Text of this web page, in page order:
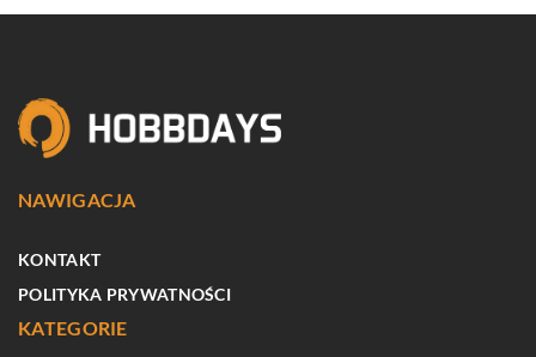
NAWIGACJA
KONTAKT
POLITYKA PRYWATNOŚCI
KATEGORIE